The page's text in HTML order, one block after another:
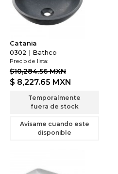
Catania
0302 | Bathco
Precio de lista:
$10,284.56 MXN
$ 8,227.65 MXN
Temporalmente
fuera de stock
Avisame cuando este
disponible